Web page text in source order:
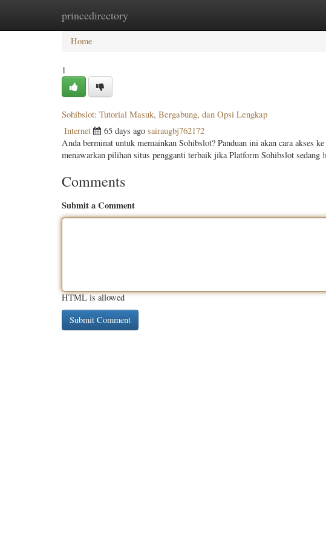
princedirectory
Home New Site Listings
Home
1
Sohibslot: Tutorial Masuk, Bergabung, dan Opsi Lengkap
Internet 65 days ago sairaugbj762172
Anda berminat untuk memainkan Sohibslot? Panduan ini akan cara akses
menawarkan pilihan situs pengganti terbaik jika Platform Sohibslot sedang
Comments
Submit a Comment
HTML is allowed